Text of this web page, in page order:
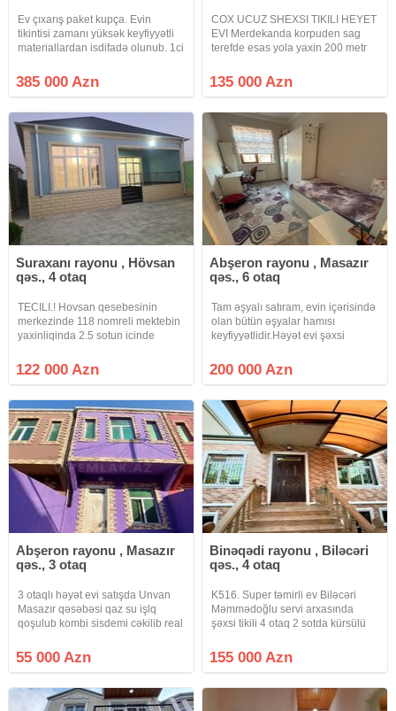
Ev çıxarış paket kupça. Evin
tikintisi zamanı yüksək keyfiyyətli
materiallardan isdifadə olunub. 1ci
otaq və 1 mətbəx. Keyfiyyətli
qapılar və rus istehsalı parket. Çöl
385 000 Azn
COX UCUZ SHEXSI TIKILI HEYET
EVI Merdekanda korpuden sag
terefde esas yola yaxin 200 metr
metbex heyet evi temirli
komunallar hamisi var elave quyu
135 000 Azn
Suraxanı rayonu , Hövsan
qəs., 4 otaq
TECILI.! Hovsan qesebesinin
merkezinde 118 nomreli mektebin
yaxinliqinda 2.5 sotun icinde
satilir evin insasinda butun
STRANDARTLARA riayet olunub
OLMAYIB ev
122 000 Azn
Abşeron rayonu , Masazır
qəs., 6 otaq
Tam əşyalı satıram, evin içərisində
olan bütün əşyalar hamısı
keyfiyyətlidir.Həyət evi şəxsi
kupçalıdır, evə almamışam, alan
şəxs istəyə uyğun birbaşa öz
yaşayış
200 000 Azn
Abşeron rayonu , Masazır
qəs., 3 otaq
3 otaqlı həyət evi satışda Unvan
Masazır qəsəbəsi qaz su işlq
qoşulub kombi sisdemi cəkilib real
yaxındır kupca var
55 000 Azn
Binəqədi rayonu , Biləcəri
qəs., 4 otaq
K516. Super təmirli ev Biləcəri
Məmmədoğlu servi arxasında
şəxsi tikili 4 otaq 2 sotda kürsülü
olar isdənlən vaxt baxmaq olar
ciraq əmlak kanalına abunə olun
155 000 Azn